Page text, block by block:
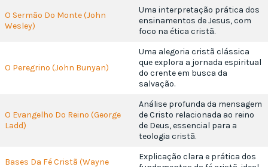
O Sermão Do Monte (John
Wesley)
Uma interpretação prática dos
ensinamentos de Jesus, com
foco na ética cristã.
O Peregrino (John Bunyan)
Uma alegoria cristã clássica
que explora a jornada espiritual
do crente em busca da
salvação.
O Evangelho Do Reino (George
Ladd)
Análise profunda da mensagem
de Cristo relacionada ao reino
de Deus, essencial para a
teologia cristã.
Bases Da Fé Cristã (Wayne
Explicação clara e prática dos